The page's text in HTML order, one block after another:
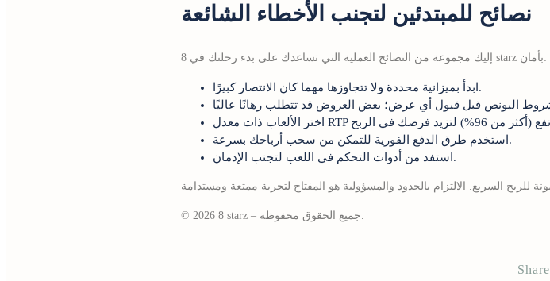
نصائح للمبتدئين لتجنب الأخطاء الشائعة
إليك مجموعة من النصائح العملية التي تساعدك على بدء رحلتك في 8 starz بأمان:
ابدأ بميزانية محددة ولا تتجاوزها مهما كان الانتصار كبيرًا.
استخدم طرق الدفع الفورية للتمكن من سحب أرباحك بسرعة.
استفد من أدوات التحكم في اللعب لتجنب الإدمان.
Share